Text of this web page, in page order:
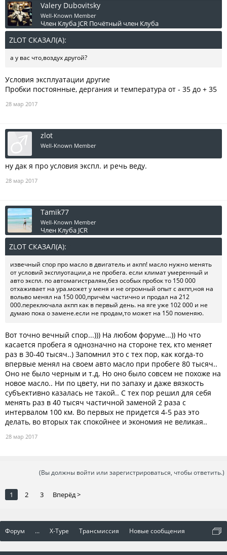
Valery Dubovitsky
Well-Known Member
Член Клуба JCR Почётный член Клуба
ZLOT СКАЗАЛ(А):
а у вас что,воздух другой?
Условия эксплуатации другие
Пробки постоянные, дергания и температура от - 35 до + 35
28 мар 2017
zlot
Well-Known Member
ну дак я про условия экспл. и речь веду.
28 мар 2017
Tamik77
Well-Known Member
Член Клуба JCR
ZLOT СКАЗАЛ(А):
извечный спор про масло в двигатель и акпп! масло нужно менять
от условий эксплуотации,а не пробега. если климат умеренный и
авто экспл. по автомагистралям,без особых пробок то 150 000
отхаживает на ура.может у меня и не огромный опыт с акпп,ноя на
вольво менял на 150 000,причём частично и продал на 212
000.переключала акпп как в первый день. на яге уже 102 000 и не
думаю пока о замене.если не продам,то может на 150 поменяю.
Вот точно вечный спор...))) На любом форуме...)) Но что
касается пробега я однозначно на стороне тех, кто меняет
раз в 30-40 тысяч..) Запомнил это с тех пор, как когда-то
впервые менял на своем авто масло при пробеге 80 тысяч..
Оно не было черным и т.д. Но оно было совсем не похоже на
новое масло.. Ни по цвету, ни по запаху и даже вязкость
субъективно казалась не такой.. С тех пор решил для себя
менять раз в 40 тысяч частичной заменой 2 раза с
интервалом 100 км. Во первых не придется 4-5 раз это
делать, во вторых так спокойнее и экономия не великая..
28 мар 2017
(Вы должны войти или зарегистрироваться, чтобы ответить.)
1 2 3 Вперёд >
Форум ... X-Type Трансмиссия Новые сообщения